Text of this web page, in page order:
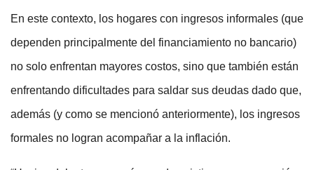
En este contexto, los hogares con ingresos informales (que
dependen principalmente del financiamiento no bancario)
no solo enfrentan mayores costos, sino que también están
enfrentando dificultades para saldar sus deudas dado que,
además (y como se mencionó anteriormente), los ingresos
formales no logran acompañar a la inflación.